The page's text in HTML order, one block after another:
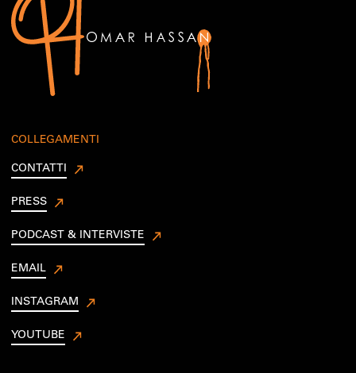
COLLEGAMENTI
CONTATTI
PRESS
PODCAST & INTERVISTE
EMAIL
INSTAGRAM
YOUTUBE